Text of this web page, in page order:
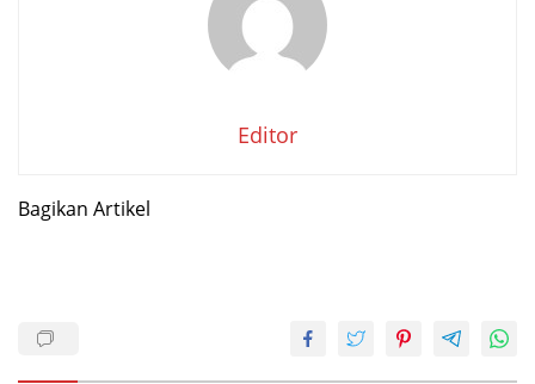
Editor
Bagikan Artikel